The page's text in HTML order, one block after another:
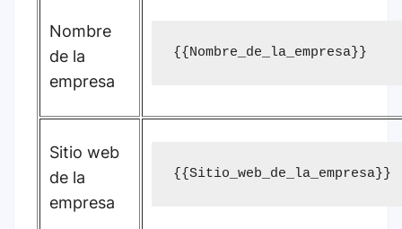
Nombre
de la
empresa
{{Nombre_de_la_empresa}}
Sitio web
de la
empresa
{{Sitio_web_de_la_empresa}}